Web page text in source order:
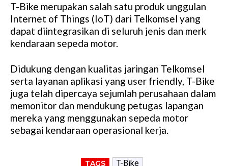
T-Bike merupakan salah satu produk unggulan
Internet of Things (IoT) dari Telkomsel yang
dapat diintegrasikan di seluruh jenis dan merk
kendaraan sepeda motor.
Didukung dengan kualitas jaringan Telkomsel
serta layanan aplikasi yang user friendly, T-Bike
juga telah dipercaya sejumlah perusahaan dalam
memonitor dan mendukung petugas lapangan
mereka yang menggunakan sepeda motor
sebagai kendaraan operasional kerja.
TAGS T-Bike